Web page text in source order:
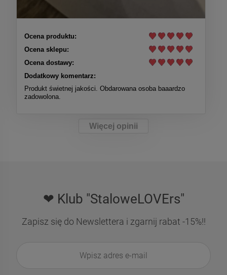
Ocena produktu:
Ocena sklepu:
Ocena dostawy:
Dodatkowy komentarz:
Produkt świetnej jakości. Obdarowana osoba baaardzo
zadowolona.
Więcej opinii
❤ Klub "StaloweLOVErs"
Zapisz się do Newslettera i zgarnij rabat -15%!!